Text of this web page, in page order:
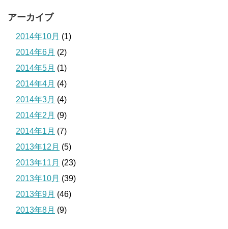
アーカイブ
2014年10月 (1)
2014年6月 (2)
2014年5月 (1)
2014年4月 (4)
2014年3月 (4)
2014年2月 (9)
2014年1月 (7)
2013年12月 (5)
2013年11月 (23)
2013年10月 (39)
2013年9月 (46)
2013年8月 (9)